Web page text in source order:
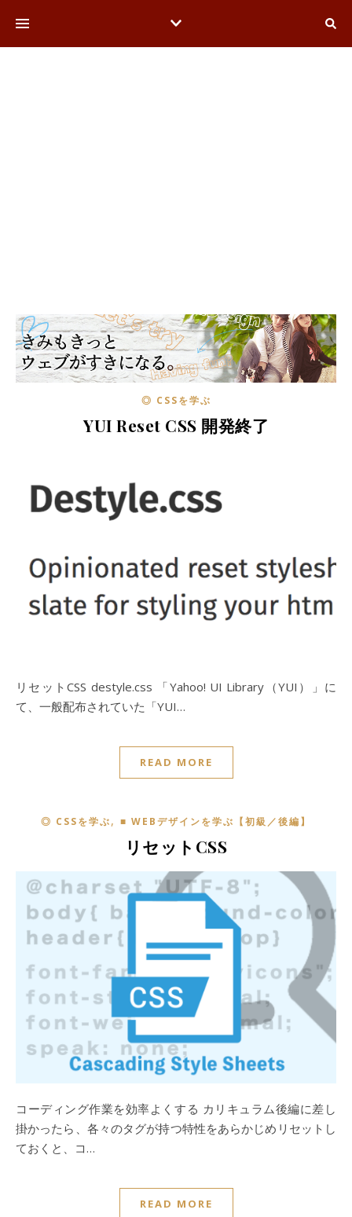
◎ CSSを学ぶ
YUI Reset CSS 開発終了
リセットCSS destyle.css 「Yahoo! UI Library（YUI）」に
て、一般配布されていた「YUI…
READ MORE
◎ CSSを学ぶ, ■ WEBデザインを学ぶ【初級／後編】
リセットCSS
コーディング作業を効率よくする カリキュラム後編に差し
掛かったら、各々のタグが持つ特性をあらかじめリセットし
ておくと、コ…
READ MORE